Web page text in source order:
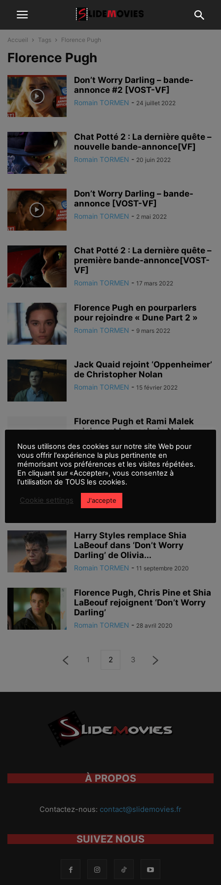
Accueil Tags Florence Pugh
Florence Pugh
Don’t Worry Darling – bande-
annonce #2 [VOST-VF]
Romain TORMEN - 24 juillet 2022
Chat Potté 2 : La dernière quête –
nouvelle bande-annonce[VF]
Romain TORMEN - 20 juin 2022
Don’t Worry Darling – bande-
annonce [VOST-VF]
Romain TORMEN - 2 mai 2022
Chat Potté 2 : La dernière quête –
première bande-annonce[VOST-
VF]
Romain TORMEN - 17 mars 2022
Florence Pugh en pourparlers
pour rejoindre « Dune Part 2 »
Romain TORMEN - 9 mars 2022
Jack Quaid rejoint ‘Oppenheimer’
de Christopher Nolan
Romain TORMEN - 15 février 2022
Florence Pugh et Rami Malek
rejoignent le prochain Nolan
‘Oppenheimer’
Romain TORMEN - 11 décembre 2021
Black Widow – nouvelle bande-
Romain TORMEN
Harry Styles remplace Shia
LaBeouf dans ‘Don’t Worry
Darling’ de Olivia...
Romain TORMEN - 11 septembre 2020
Florence Pugh, Chris Pine et Shia
LaBeouf rejoignent ‘Don’t Worry
Darling’
Romain TORMEN - 28 avril 2020
1 2 3
À PROPOS
Contactez-nous: contact@slidemovies.fr
SUIVEZ NOUS
Nous utilisons des cookies sur notre site Web pour
vous offrir l'expérience la plus pertinente en
mémorisant vos préférences et les visites répétées.
En cliquant sur «Accepter», vous consentez à
l'utilisation de TOUS les cookies.
Cookie settings J'accepte